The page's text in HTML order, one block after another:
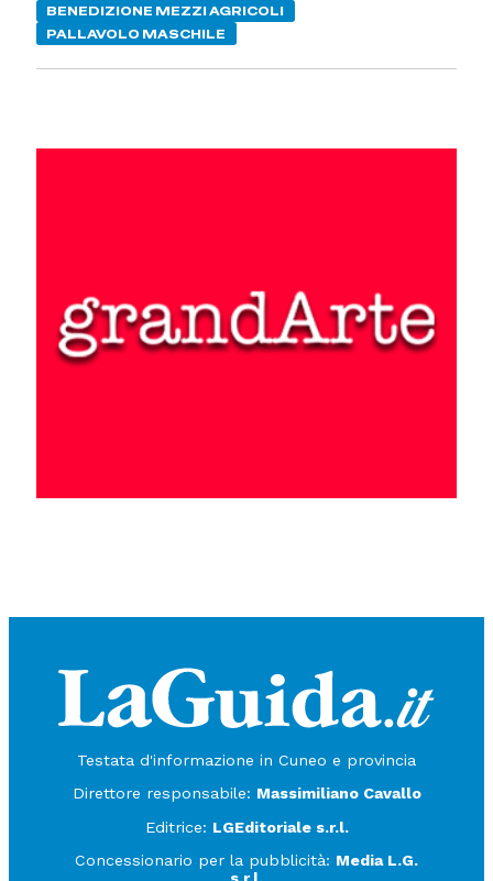
BENEDIZIONE MEZZI AGRICOLI
PALLAVOLO MASCHILE
Testata d'informazione in Cuneo e provincia
Direttore responsabile: Massimiliano Cavallo
Editrice: LGEditoriale s.r.l.
Concessionario per la pubblicità: Media L.G.